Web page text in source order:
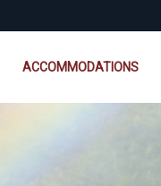
ACCOMMODATIONS